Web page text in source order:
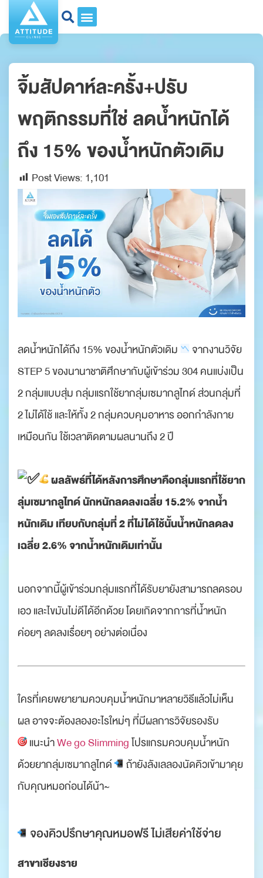
จิ้มสัปดาห์ละครั้ง+ปรับ
พฤติกรรมที่ใช่ ลดน้ำหนักได้
ถึง 15% ของน้ำหนักตัวเดิม
Post Views: 1,101
ลดน้ำหนักได้ถึง 15% ของน้ำหนักตัวเดิม
จากงานวิจัย
STEP 5 ของนานาชาติศึกษากับผู้เข้าร่วม 304 คนแบ่งเป็น
2 กลุ่มแบบสุ่ม กลุ่มแรกใช้ยากลุ่มเซมากลูไทด์ ส่วนกลุ่มที่
2 ไม่ได้ใช้ และให้ทั้ง 2 กลุ่มควบคุมอาหาร ออกกำลังกาย
เหมือนกัน ใช้เวลาติดตามผลนานถึง 2 ปี
ผลลัพธ์ที่ได้หลังการศึกษาคือกลุ่มแรกที่ใช้ยาก
ลุ่มเซมากลูไทด์ นักหนักลดลงเฉลี่ย 15.2% จากน้ำ
หนักเดิม เทียบกับกลุ่มที่ 2 ที่ไม่ได้ใช้นั้นน้ำหนักลดลง
เฉลี่ย 2.6% จากน้ำหนักเดิมเท่านั้น
นอกจากนี้ผู้เข้าร่วมกลุ่มแรกที่ได้รับยายังสามารถลดรอบ
เอว และไขมันไม่ดีได้อีกด้วย โดยเกิดจากการที่น้ำหนัก
ค่อยๆ ลดลงเรื่อยๆ อย่างต่อเนื่อง
ใครที่เคยพยายามควบคุมน้ำหนักมาหลายวิธีแล้วไม่เห็น
ผล อาจจะต้องลองอะไรใหม่ๆ ที่มีผลการวิจัยรองรับ
แนะนำWe go Slimmingโปรแกรมควบคุมน้ำหนัก
ด้วยยากลุ่มเซมากลูไทด์
ถ้ายังลังเลลองนัดคิวเข้ามาคุย
กับคุณหมอก่อนได้น้า~
จองคิวปรึกษาคุณหมอฟรี ไม่เสียค่าใช้จ่าย
สาขาเชียงราย